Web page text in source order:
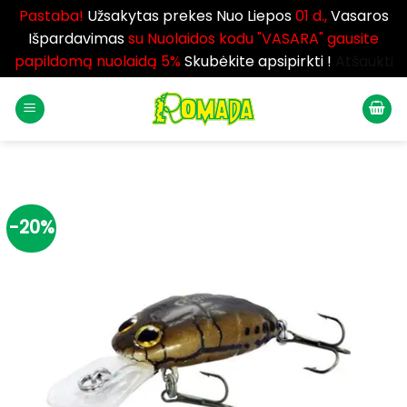
Pastaba! Užsakytas prekes Nuo Liepos01 d.,Vasaros
Išpardavimassu Nuolaidos kodu "VASARA" gausite
papildomą nuolaidą 5%Skubėkite apsipirkti !
-20%